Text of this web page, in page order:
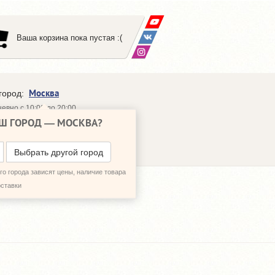
Ваша корзина пока пустая :(
Москва
ГОРОД — МОСКВА?
Выбрать другой город
города зависят цены, наличие товара
с 10:00 до 20:00
648-64-30
МНЕ